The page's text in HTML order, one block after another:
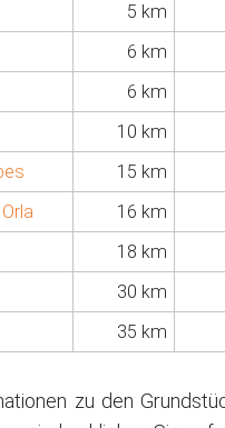
5 km
6 km
6 km
10 km
15 km
16 km
18 km
30 km
35 km
zu den